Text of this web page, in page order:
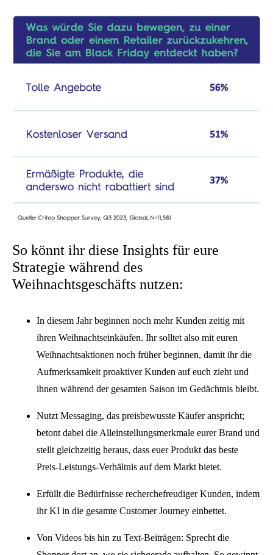
So könnt ihr diese Insights für eure
Strategie während des
Weihnachtsgeschäfts nutzen:
In diesem Jahr beginnen noch mehr Kunden zeitig mit
ihren Weihnachtseinkäufen. Ihr solltet also mit euren
Weihnachtsaktionen noch früher beginnen, damit ihr die
Aufmerksamkeit proaktiver Kunden auf euch zieht und
ihnen während der gesamten Saison im Gedächtnis bleibt.
Nutzt Messaging, das preisbewusste Käufer anspricht;
betont dabei die Alleinstellungsmerkmale eurer Brand und
stellt gleichzeitig heraus, dass euer Produkt das beste
Preis-Leistungs-Verhältnis auf dem Markt bietet.
Erfüllt die Bedürfnisse recherchefreudiger Kunden, indem
ihr KI in die gesamte Customer Journey einbettet.
Von Videos bis hin zu Text-Beiträgen: Sprecht die